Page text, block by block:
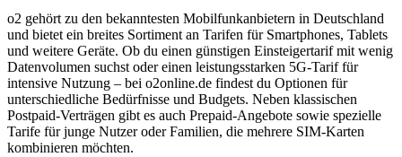
o2 gehört zu den bekanntesten Mobilfunkanbietern in Deutschland
und bietet ein breites Sortiment an Tarifen für Smartphones, Tablets
und weitere Geräte. Ob du einen günstigen Einsteigertarif mit wenig
Datenvolumen suchst oder einen leistungsstarken 5G-Tarif für
intensive Nutzung – bei o2online.de findest du Optionen für
unterschiedliche Bedürfnisse und Budgets. Neben klassischen
Postpaid-Verträgen gibt es auch Prepaid-Angebote sowie spezielle
Tarife für junge Nutzer oder Familien, die mehrere SIM-Karten
kombinieren möchten.